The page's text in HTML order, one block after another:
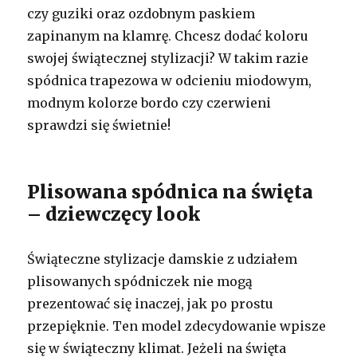
czy guziki oraz ozdobnym paskiem
zapinanym na klamrę. Chcesz dodać koloru
swojej świątecznej stylizacji? W takim razie
spódnica trapezowa w odcieniu miodowym,
modnym kolorze bordo czy czerwieni
sprawdzi się świetnie!
Plisowana spódnica na święta
– dziewczęcy look
Świąteczne stylizacje damskie z udziałem
plisowanych spódniczek nie mogą
prezentować się inaczej, jak po prostu
przepięknie. Ten model zdecydowanie wpisze
się w świąteczny klimat. Jeżeli na święta